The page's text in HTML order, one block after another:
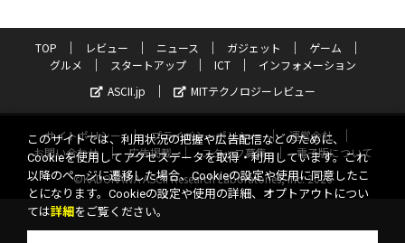
TOP レビュー ニュース ガジェット
ゲーム
グルメ
スタートアップ ICT
インフォメーション
ASCII.jp
MITテクノロジーレビュー
サイトポリシー プライバシーポリシー
運営会社
お問い合わせ
広告掲載 スタッフ募集
電子版について
©KADOKAWA ASCII Research Laboratories, Inc. 2026
このサイトでは、利用状況の把握や広告配信などのために、
Cookieを使用してアクセスデータを取得・利用しています。これ
以降のページに遷移した場合、Cookieの設定や使用に同意したこ
とになります。Cookieの設定や使用の詳細、オプトアウトについ
ては詳細 をご覧ください。